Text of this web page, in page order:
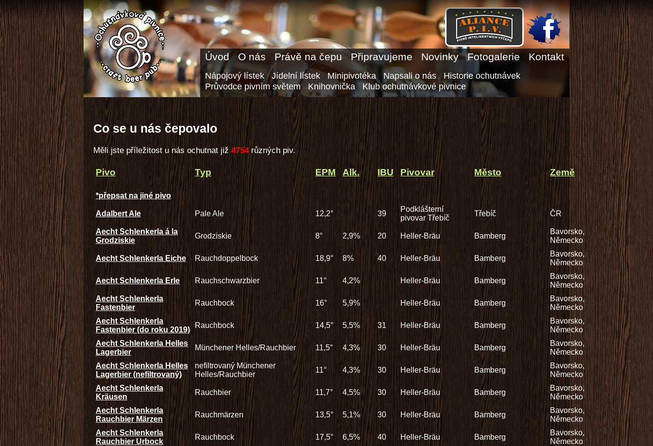
Úvod O nás Právě na čepu Připravujeme Novinky Fotogalerie Kontakt
Nápojový lístek Jídelní lístek Minipivotéka Napsali o nás
Historie ochutnávek
Průvodce pivním světem
Knihovnička Klub ochutnávkové pivnice
Co se u nás čepovalo
Měli jste příležitost u nás ochutnat již 4754různých piv.
Pivo Typ EPM Alk. IBU Pivovar Město Země
*přepsat na jiné pivo
Adalbert Ale Pale Ale 12,2° 39
Podklášterní
pivovar Třebíč
Třebíč ČR
Aecht Schlenkerla á la
Grodziskie
Grodziskie 8° 2,9% 20 Heller-Bräu Bamberg
Bavorsko,
Německo
Aecht Schlenkerla Eiche Rauchdoppelbock 18,9° 8% 40 Heller-Bräu Bamberg
Bavorsko,
Německo
Aecht Schlenkerla Erle Rauchschwarzbier 11° 4,2% Heller-Bräu Bamberg
Bavorsko,
Německo
Aecht Schlenkerla
Fastenbier
Rauchbock 16° 5,9% Heller-Bräu Bamberg
Bavorsko,
Německo
Aecht Schlenkerla
Fastenbier (do roku 2019)
Rauchbock 14,5° 5,5% 31 Heller-Bräu Bamberg
Bavorsko,
Německo
Aecht Schlenkerla Helles
Lagerbier
Münchener Helles/Rauchbier 11,5° 4,3% 30 Heller-Bräu Bamberg
Bavorsko,
Německo
Aecht Schlenkerla Helles
Lagerbier (nefiltrovaný)
nefiltrovaný Münchener
Helles/Rauchbier
11° 4,3% 30 Heller-Bräu Bamberg
Bavorsko,
Německo
Aecht Schlenkerla
Kräusen
Rauchbier 11,7° 4,5% 30 Heller-Bräu Bamberg
Bavorsko,
Německo
Aecht Schlenkerla
Rauchbier Märzen
Rauchmärzen 13,5° 5,1% 30 Heller-Bräu Bamberg
Bavorsko,
Německo
Aecht Schlenkerla
Rauchbier Urbock
Rauchbock 17,5° 6,5% 40 Heller-Bräu Bamberg
Bavorsko,
Německo